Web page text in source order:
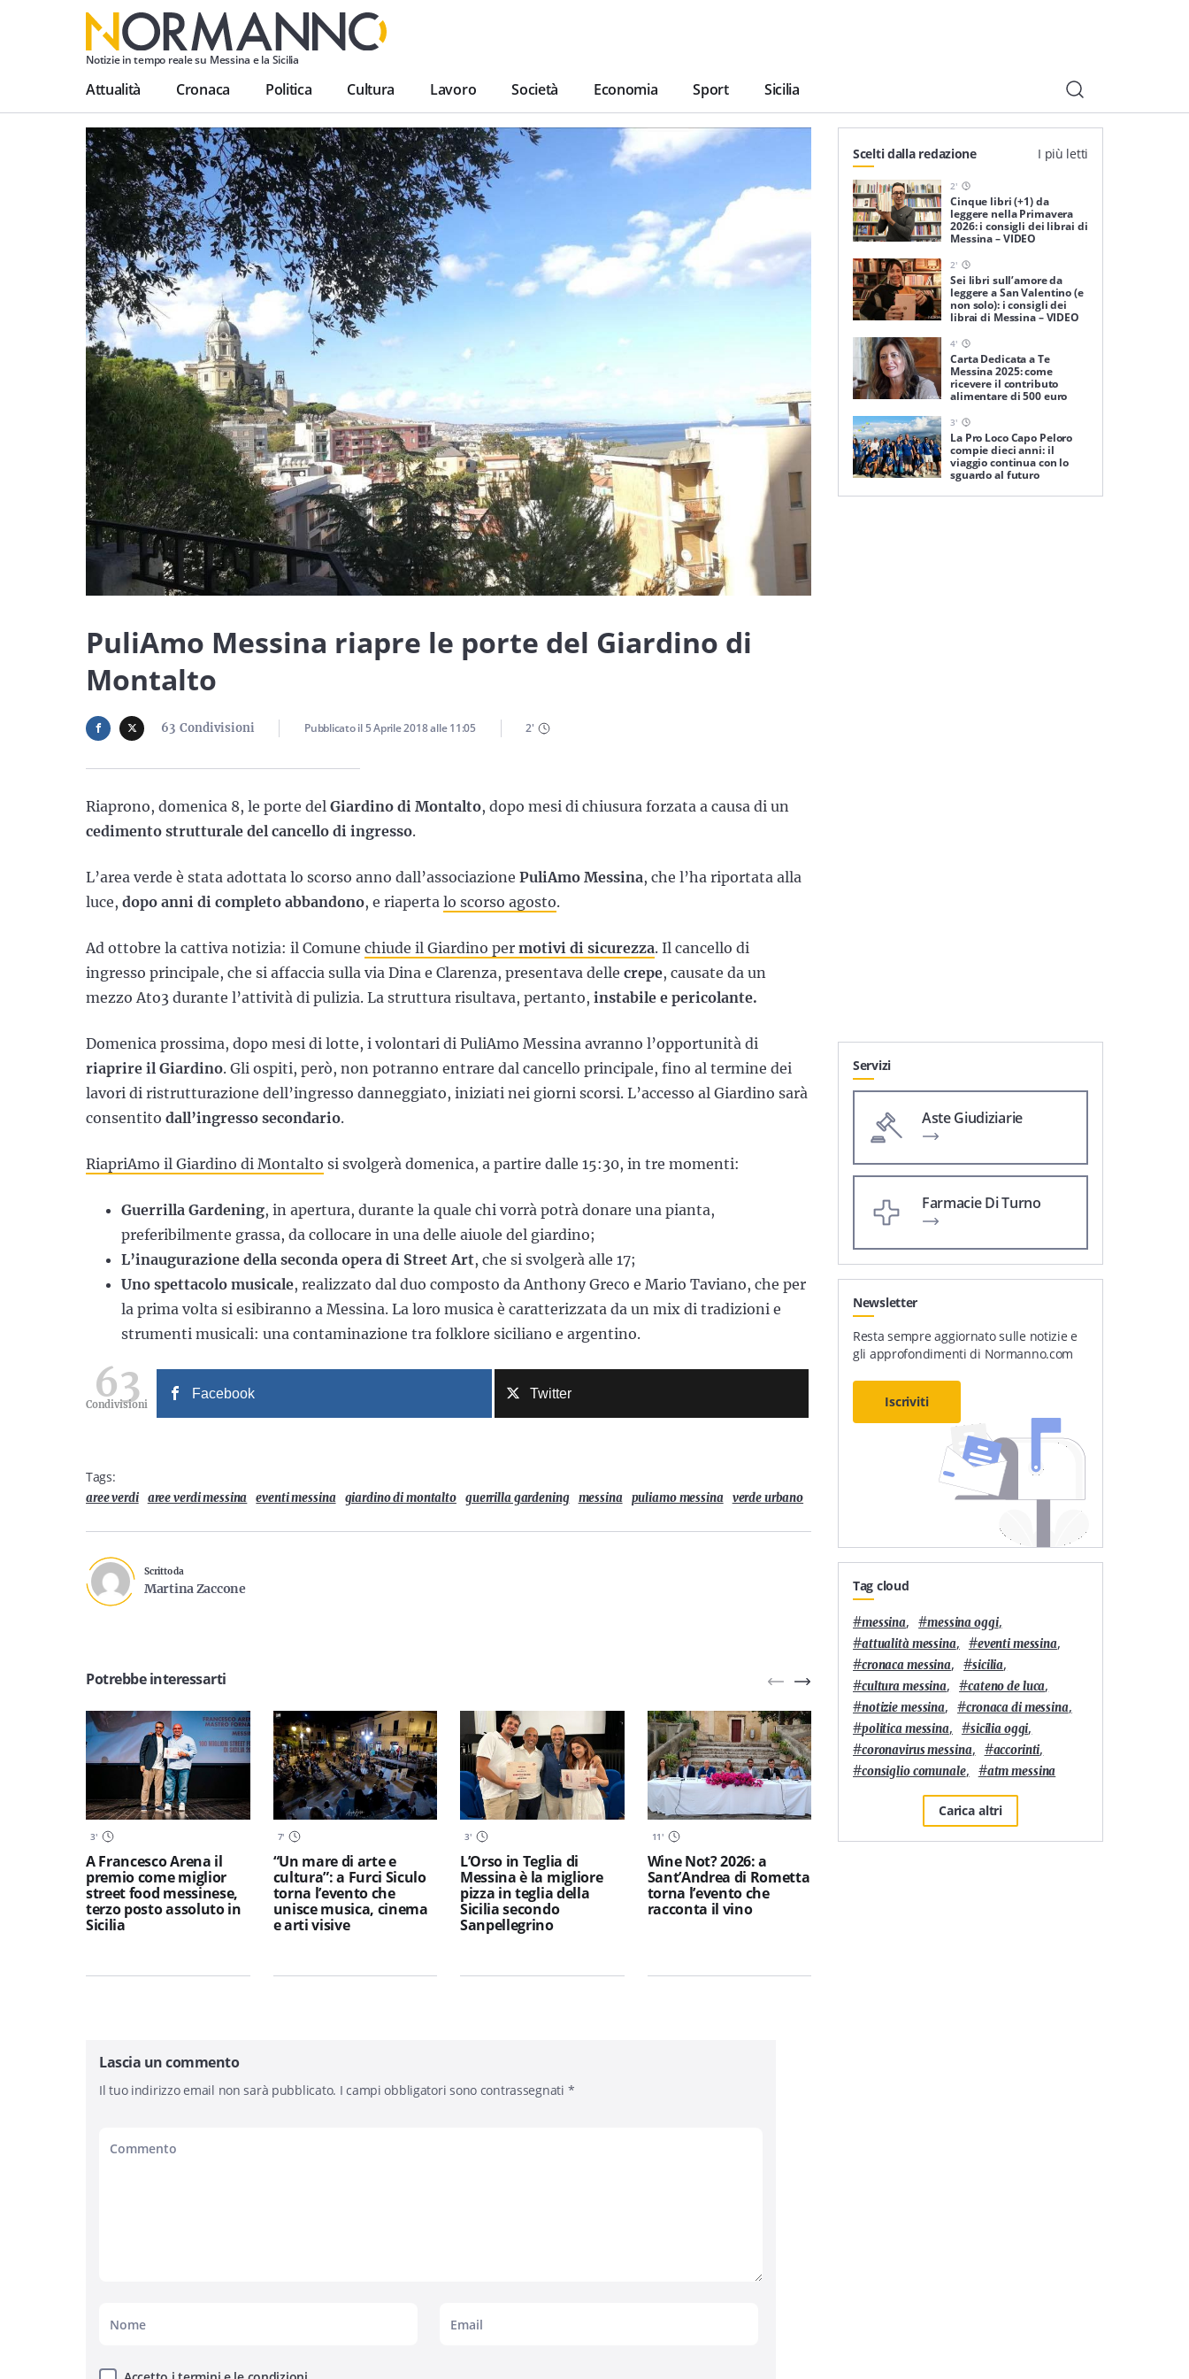
Notizie in tempo reale su Messina e la Sicilia
Attualità Cronaca Politica Cultura Lavoro Società Economia Sport Sicilia
PuliAmo Messina riapre le porte del Giardino di
Montalto
63 Condivisioni Pubblicato il5 Aprile 2018alle11:05 2'
Riaprono, domenica 8, le porte del Giardino di Montalto, dopo mesi di chiusura forzata a causa di un
cedimento strutturale del cancello di ingresso.
L’area verde è stata adottata lo scorso anno dall’associazione PuliAmo Messina, che l’ha riportata alla
luce, dopo anni di completo abbandono, e riaperta lo scorso agosto.
Ad ottobre la cattiva notizia: il Comune chiude il Giardino per motivi di sicurezza. Il cancello di
ingresso principale, che si affaccia sulla via Dina e Clarenza, presentava delle crepe, causate da un
mezzo Ato3 durante l’attività di pulizia. La struttura risultava, pertanto, instabile e pericolante.
Domenica prossima, dopo mesi di lotte, i volontari di PuliAmo Messina avranno l’opportunità di
riaprire il Giardino. Gli ospiti, però, non potranno entrare dal cancello principale, fino al termine dei
lavori di ristrutturazione dell’ingresso danneggiato, iniziati nei giorni scorsi. L’accesso al Giardino sarà
consentito dall’ingresso secondario.
RiapriAmo il Giardino di Montalto si svolgerà domenica, a partire dalle 15:30, in tre momenti:
Guerrilla Gardening, in apertura, durante la quale chi vorrà potrà donare una pianta,
preferibilmente grassa, da collocare in una delle aiuole del giardino;
L’inaugurazione della seconda opera di Street Art, che si svolgerà alle 17;
Uno spettacolo musicale, realizzato dal duo composto da Anthony Greco e Mario Taviano, che per
la prima volta si esibiranno a Messina. La loro musica è caratterizzata da un mix di tradizioni e
strumenti musicali: una contaminazione tra folklore siciliano e argentino.
63
Condivisioni
Facebook Twitter
Tags:
aree verdi aree verdi messina eventi messina giardino di montalto guerrilla gardening messina puliamo messina verde urbano
Scritto da
Martina Zaccone
Potrebbe interessarti
3'
A Francesco Arena il
premio come miglior
street food messinese,
terzo posto assoluto in
Sicilia
7'
“Un mare di arte e
cultura”: a Furci Siculo
torna l’evento che
unisce musica, cinema
e arti visive
3'
L’Orso in Teglia di
Messina è la migliore
pizza in teglia della
Sicilia secondo
Sanpellegrino
11'
Wine Not? 2026: a
Sant’Andrea di Rometta
torna l’evento che
racconta il vino
Lascia un commento
Il tuo indirizzo email non sarà pubblicato. I campi obbligatori sono contrassegnati *
Scelti dalla redazione I più letti
2'
Cinque libri (+1) da
leggere nella Primavera
2026: i consigli dei librai di
Messina – VIDEO
2'
Sei libri sull’amore da
leggere a San Valentino (e
non solo): i consigli dei
librai di Messina – VIDEO
4'
Carta Dedicata a Te
Messina 2025: come
ricevere il contributo
alimentare di 500 euro
3'
La Pro Loco Capo Peloro
compie dieci anni: il
viaggio continua con lo
sguardo al futuro
Servizi
Aste Giudiziarie
Farmacie Di Turno
Newsletter
Resta sempre aggiornato sulle notizie e
gli approfondimenti di Normanno.com
Iscriviti
Tag cloud
#messina, #messina oggi,
#attualità messina, #eventi messina,
#cronaca messina, #sicilia,
#cultura messina, #cateno de luca,
#notizie messina, #cronaca di messina,
#politica messina, #sicilia oggi,
#coronavirus messina, #accorinti,
#consiglio comunale, #atm messina
Carica altri